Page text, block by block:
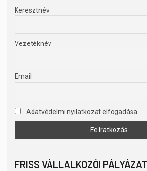
Keresztnév
Vezetéknév
Email
Adatvédelmi nyilatkozat elfogadása
FRISS VÁLLALKOZÓI PÁLYÁZAT